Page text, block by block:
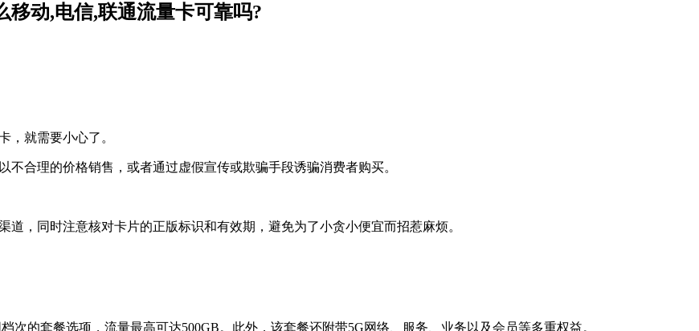
动,电信,联通流量卡可靠吗?
，就需要小心了。
合理的价格销售，或者通过虚假宣传或欺骗手段诱骗消费者购买。
，同时注意核对卡片的正版标识和有效期，避免为了小贪小便宜而招惹麻烦。
的套餐选项，流量最高可达500GB。此外，该套餐还附带5G网络、服务、业务以及会员等多重权益。